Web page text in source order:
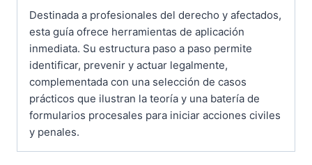
Destinada a profesionales del derecho y afectados,
esta guía ofrece herramientas de aplicación
inmediata. Su estructura paso a paso permite
identificar, prevenir y actuar legalmente,
complementada con una selección de casos
prácticos que ilustran la teoría y una batería de
formularios procesales para iniciar acciones civiles
y penales.